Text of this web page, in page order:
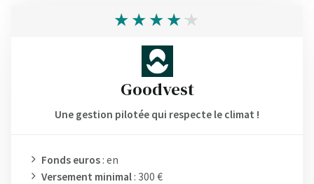
Goodvest
Une gestion pilotée qui respecte le climat !
Fonds euros : en
Versement minimal : 300 €